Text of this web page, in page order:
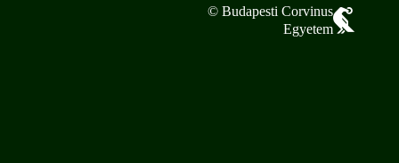
© Budapesti Corvinus
Egyetem